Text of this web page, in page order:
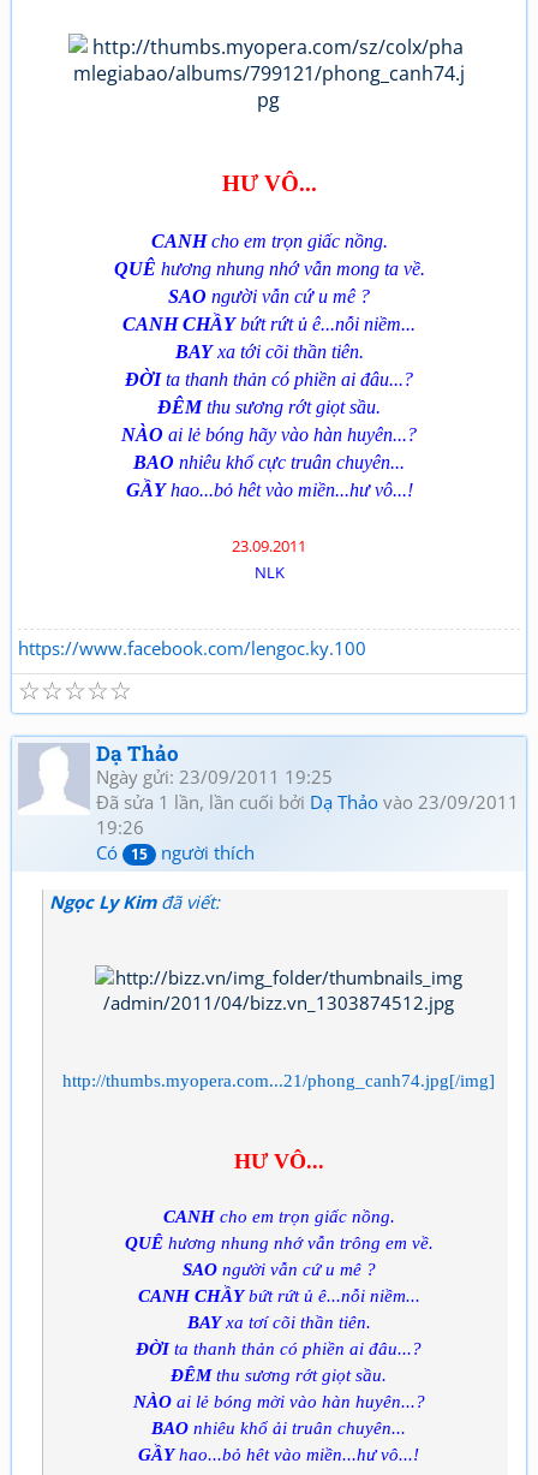
HƯ VÔ...
CANHcho em trọn giấc nồng.
QUÊ hương nhung nhớ vẫn mong ta về.
SAO người vẫn cứ u mê ?
CANH CHẦYbứt rứt ủ ê...nỗi niềm...
BAYxa tới cõi thần tiên.
ĐỜIta thanh thản có phiền ai đâu...?
ĐÊMthu sương rớt giọt sầu.
NÀO ai lẻ bóng hãy vào hàn huyên...?
BAO nhiêu khổ cực truân chuyên...
GẦYhao...bỏ hêt vào miền...hư vô...!
23.09.2011
NLK
https://www.facebook.com/lengoc.ky.100
☆
☆
☆
☆
☆
Dạ Thảo
Ngày gửi: 23/09/2011 19:25
Đã sửa 1 lần, lần cuối bởi Dạ Thảo vào 23/09/2011
19:26
Có
15 người thích
Ngọc Ly Kimđã viết:
http://thumbs.myopera.com...21/phong_canh74.jpg[/img]
HƯ VÔ...
CANH cho em trọn giấc nồng.
QUÊhương nhung nhớ vẫn trông em về.
SAOngười vẫn cứ u mê ?
CANH CHẦYbứt rứt ủ ê...nỗi niềm...
BAYxa tơí cõi thần tiên.
ĐỜIta thanh thản có phiền ai đâu...?
ĐÊMthu sương rớt giọt sầu.
NÀOai lẻ bóng mời vào hàn huyên...?
BAO nhiêu khổ ải truân chuyên...
GẦYhao...bỏ hêt vào miền...hư vô...!